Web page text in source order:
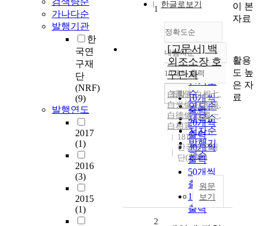
가나다순
발행기관
한
국연
구재
단
(NRF)
(9)
발행연도
2017
(1)
2016
(3)
2015
(1)
한글로보기
정확도순
정확도
순
인기도
순
연도순
제목순
저자순
발행기
관순
내림차순
내림차순
10개씩 출력
10개씩
출력
20개씩
출력
30개씩
출력
50개씩
출력
100개씩
출력
조회
1
[고문서] 백
외조소장 호
구단자
白鳳儀,白相七,
白光倫,白相禧,
白德倫,白慶一,
白相震
1819
한국연구재
단(NRF)
원문
보기
2
이 본
자료
활용
도 높
은 자
료